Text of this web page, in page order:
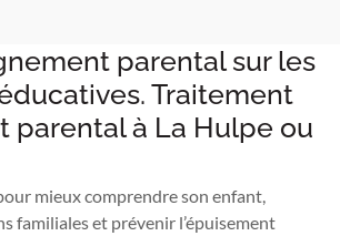
parental sur les
Traitement
parental à La Hulpe ou
mieux comprendre son enfant,
familiales et prévenir l’épuisement